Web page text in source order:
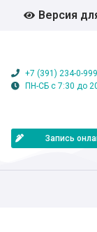
Версия
+7 (391) 234-0-999
ПН-СБ с 7:30 до
Запись